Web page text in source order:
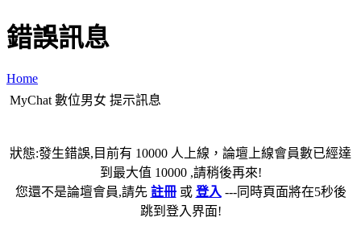
錯誤訊息
Home
MyChat 數位男女 提示訊息
狀態:發生錯誤,目前有 10000 人上線，論壇上線會員數已經達
到最大值 10000 ,請稍後再來!
您還不是論壇會員,請先 註冊或 登入 ---同時頁面將在5秒後
跳到登入界面!